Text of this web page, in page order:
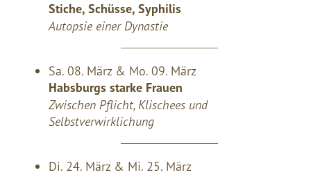
Stiche, Schüsse, Syphilis
Autopsie einer Dynastie
Sa. 08. März & Mo. 09. März
Habsburgs starke Frauen
Zwischen Pflicht, Klischees und
Selbstverwirklichung
Di. 24. März & Mi. 25. März